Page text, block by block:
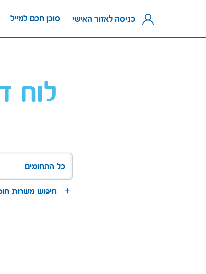
סוכן חכם למייל כניסה לאזור האישי
לוח
כל התחומים
חיפוש משרות חופשי